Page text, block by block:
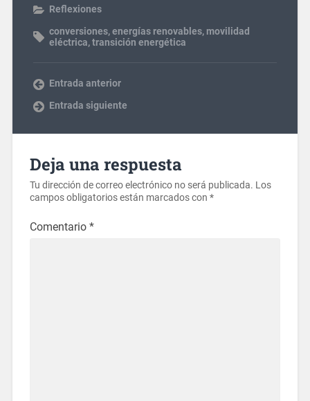
Reflexiones
conversiones,energías renovables, movilidad
eléctrica,transición energética
Entrada anterior
Entrada siguiente
Deja una respuesta
Tu dirección de correo electrónico no será publicada. Los
campos obligatorios están marcados con *
Comentario *